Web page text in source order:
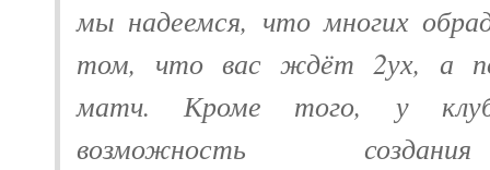
мы надеемся, что многих
том, что вас ждёт 2ух, а
матч. Кроме того, у
возможность